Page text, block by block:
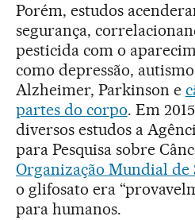
Porém, estudos
segurança,
pesticida com o
como depressão,
Alzheimer, Parkinson e
partes do corpo. Em
diversos estudos a
para Pesquisa sobre
Organização Mundial de
o glifosato era
para humanos.